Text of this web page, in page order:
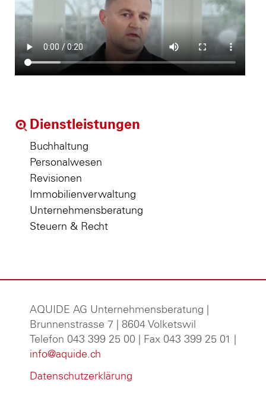
Dienstleistungen
Buchhaltung
Personalwesen
Revisionen
Immobilienverwaltung
Unternehmensberatung
Steuern & Recht
AQUIDE AG Unternehmensberatung
Brunnenstrasse 7 | 8604 Volketswil
Telefon 043 399 25 00 | Fax 043 399 25 01 |
info@aquide.ch
Datenschutzerklärung